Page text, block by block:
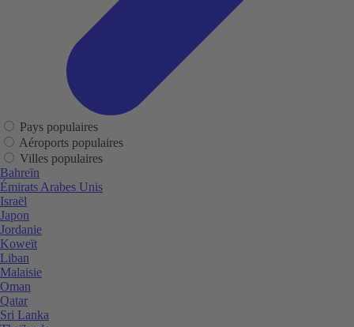
Pays populaires
Aéroports populaires
Villes populaires
Bahreïn
Émirats Arabes Unis
Israël
Japon
Jordanie
Koweït
Liban
Malaisie
Oman
Qatar
Sri Lanka